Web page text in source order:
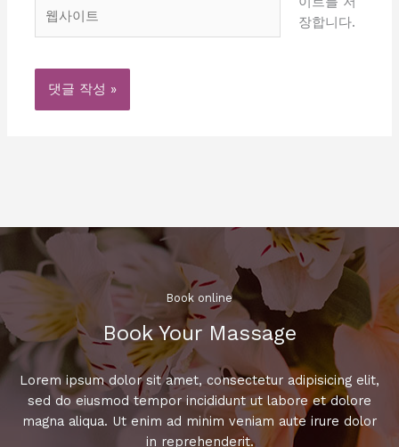
트
장합니다.
Book online​
Book Your Massage​
Lorem ipsum dolor sit amet, consectetur adipisicing elit,
sed do eiusmod tempor incididunt ut labore et dolore
magna aliqua. Ut enim ad minim veniam aute irure dolor
in reprehenderit.